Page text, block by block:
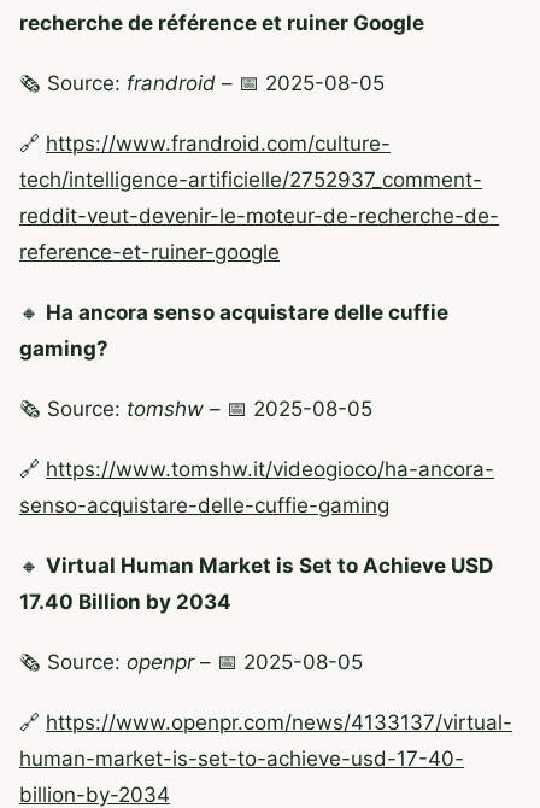
recherche de référence et ruiner Google
🗞️ Source: frandroid – 📅 2025-08-05
🔗 https://www.frandroid.com/culture-
tech/intelligence-artificielle/2752937_comment-
reddit-veut-devenir-le-moteur-de-recherche-de-
reference-et-ruiner-google
🔸 Ha ancora senso acquistare delle cuffie
gaming?
🗞️ Source: tomshw – 📅 2025-08-05
🔗 https://www.tomshw.it/videogioco/ha-ancora-
senso-acquistare-delle-cuffie-gaming
🔸 Virtual Human Market is Set to Achieve USD
17.40 Billion by 2034
🗞️ Source: openpr– 📅 2025-08-05
🔗 https://www.openpr.com/news/4133137/virtual-
human-market-is-set-to-achieve-usd-17-40-
billion-by-2034